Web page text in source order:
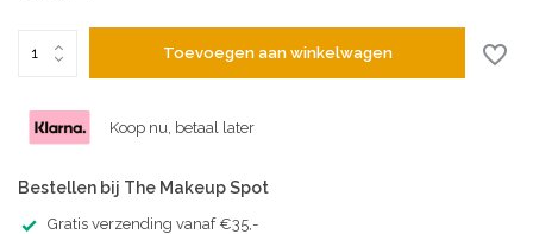
Toevoegen aan winkelwagen
Koop nu, betaal later
Bestellen bij The Makeup Spot
Gratis verzending vanaf €35,-